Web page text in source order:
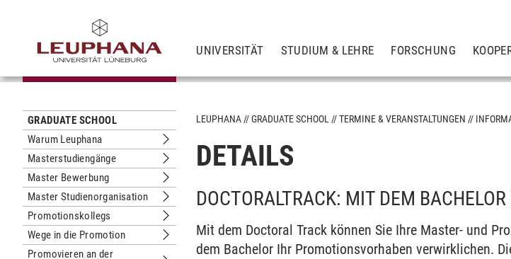
UNIVERSITÄT STUDIUM & LEHRE FORSCHUNG
GRADUATE SCHOOL
Warum Leuphana
Untermenu Warum Leuphana
Masterstudiengänge
Untermenu Masterstudiengänge
Master Bewerbung
Untermenu Master Bewerbung
Master Studienorganisation
Untermenu Master Studienorganisation
Promotionskollegs
Untermenu Promotionskollegs
Wege in die Promotion
Untermenu Wege in die Promotion
Promovieren an der
LEUPHANA GRADUATE SCHOOL TERMINE & VERANSTALTUNGEN
DETAILS
DOCTORALTRACK: MIT DEM
Mit dem Doctoral Track können Sie Ihre Master- und
dem Bachelor Ihr Promotionsvorhaben verwirklichen.